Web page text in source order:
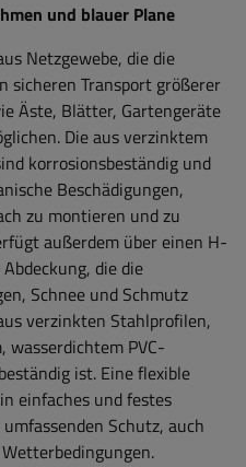
und blauer Plane
Netzgewebe, die die
sicheren Transport größerer
Äste, Blätter, Gartengeräte
Die aus verzinktem
korrosionsbeständig und
Beschädigungen,
zu montieren und zu
außerdem über einen H-
die die
Schnee und Schmutz
verzinkten Stahlprofilen,
wasserdichtem PVC-
ist. Eine flexible
einfaches und festes
Schutz, auch